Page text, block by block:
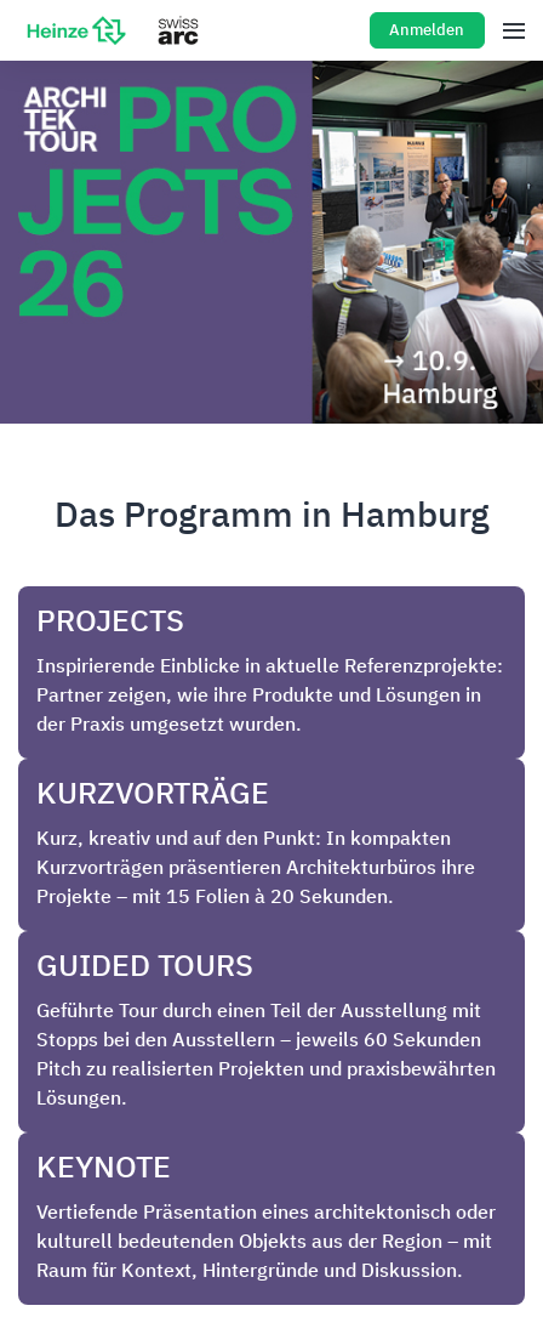
Anmelden
Das Programm in Hamburg
PROJECTS
Inspirierende Einblicke in aktuelle Referenzprojekte:
Partner zeigen, wie ihre Produkte und Lösungen in
der Praxis umgesetzt wurden.
KURZVORTRÄGE
Kurz, kreativ und auf den Punkt: In kompakten
Kurzvorträgen präsentieren Architekturbüros ihre
Projekte – mit 15 Folien à 20 Sekunden.
GUIDED TOURS
Geführte Tour durch einen Teil der Ausstellung mit
Stopps bei den Ausstellern – jeweils 60 Sekunden
Pitch zu realisierten Projekten und praxisbewährten
Lösungen.
KEYNOTE
Vertiefende Präsentation eines architektonisch oder
kulturell bedeutenden Objekts aus der Region – mit
Raum für Kontext, Hintergründe und Diskussion.